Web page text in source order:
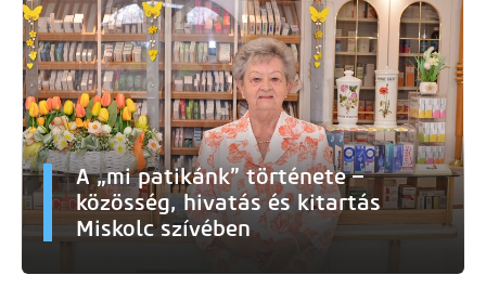
A „mi patikánk” története –
közösség, hivatás és kitartás
Miskolc szívében